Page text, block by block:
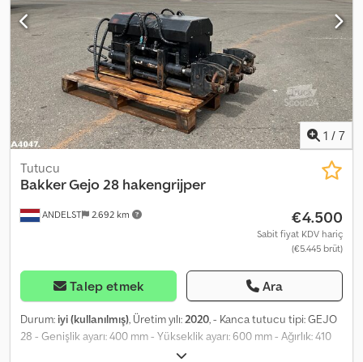
1 / 7
ANDELST 2.692 km
Tutucu
Bakker Gejo 28 hakengrijper
€4.500
Sabit fiyat KDV hariç
(€5.445 brüt)
Talep etmek Ara
Durum: iyi (kullanılmış), Üretim yılı:2020, - Kanca tutucu tipi: GEJO
28 - Genişlik ayarı: 400 mm - Yükseklik ayarı: 600 mm - Ağırlık: 410
kg - Maksimum çalışma basıncı: 220 bar - Maksimum kaldırma